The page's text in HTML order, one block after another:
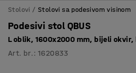
Stolovi Stolovi sa podesivom visinom
Podesivi stol QBUS
L oblik, 1600x2000 mm, bijeli okvir,
Art. br. :1620833